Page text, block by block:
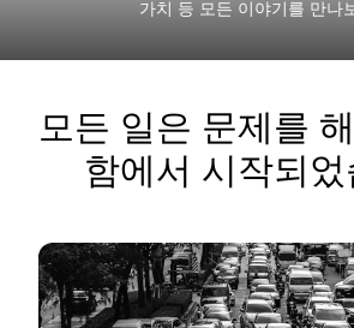
가치 등 모든 이야기를 만나
모든 일은 문제를
함에서 시작되